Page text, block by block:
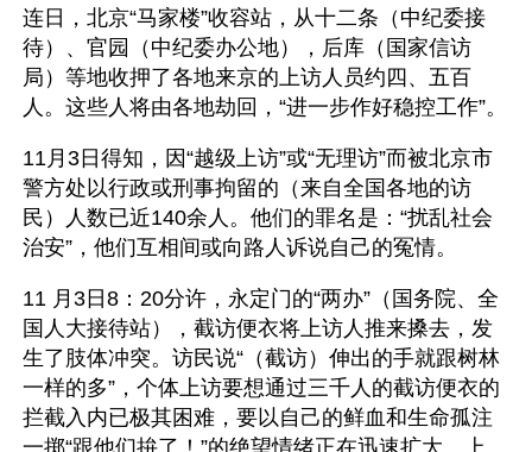
连日，北京“马家楼”收容站，从十二条（中纪委接
待）、官园（中纪委办公地），后库（国家信访
局）等地收押了各地来京的上访人员约四、五百
人。这些人将由各地劫回，“进一步作好稳控工作”。
11月3日得知，因“越级上访”或“无理访”而被北京市
警方处以行政或刑事拘留的（来自全国各地的访
民）人数已近140余人。他们的罪名是：“扰乱社会
治安”，他们互相间或向路人诉说自己的冤情。
11 月3日8：20分许，永定门的“两办”（国务院、全
国人大接待站），截访便衣将上访人推来搡去，发
生了肢体冲突。访民说“（截访）伸出的手就跟树林
一样的多”，个体上访要想通过三千人的截访便衣的
拦截入内已极其困难，要以自己的鲜血和生命孤注
一掷“跟他们拚了！”的绝望情绪正在迅速扩大。上